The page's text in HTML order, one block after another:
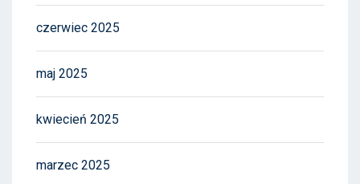
czerwiec 2025
maj 2025
kwiecień 2025
marzec 2025